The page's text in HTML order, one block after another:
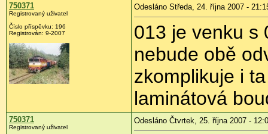
750371
Registrovaný uživatel
Číslo příspěvku: 196
Registrován: 9-2007
Odesláno Středa, 24. října 2007 -
013 je venku s
nebude obě
zkomplikuje i
laminátová
750371
Registrovaný uživatel
Odesláno Čtvrtek, 25. října 2007 -